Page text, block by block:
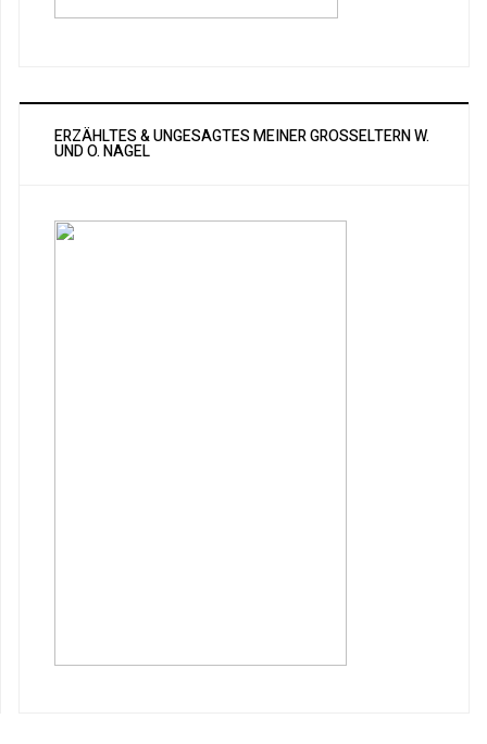
ERZÄHLTES & UNGESAGTES MEINER GROSSELTERN W. U
ND O. NAGEL